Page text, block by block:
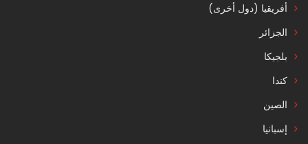
أفريقيا (دول أخرى)
الجزائر
بلجيكا
كندا
الصين
إسبانيا